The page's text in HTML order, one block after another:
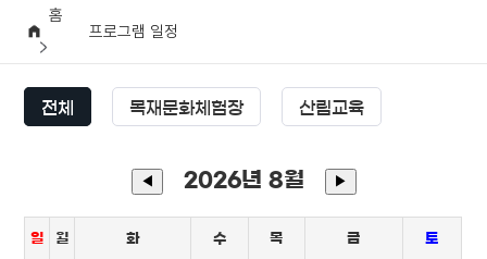
홈
프로그램 일정
전체 목재문화체험장 산림교육
◀ 2026년 8월 ▶
일 월 화 수 목 금 토